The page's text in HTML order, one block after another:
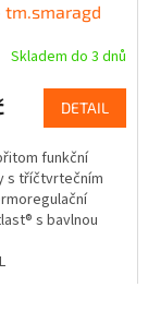
Skladem do 3 dnů
DETAIL
funkční
s tříčtvrtečním
s bavlnou
přehřívání.